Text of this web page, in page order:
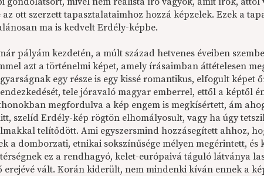
ott szerzett tapasztalataimhoz hozzá képzelek. Ezek a
ma is kedvelt Erdély-képbe.
pályám kezdetén, a múlt század hetvenes éveiben
azt a történelmi képet, amely írásaimban áttételesen
egy része is egy kissé romantikus, elfogult képet
tele jóravaló magyar emberrel, ettől a képtől
megfordulva a kép engem is megkísértett, ám
szelíd Erdély-kép rögtön elhomályosult, vagy ha úgy
telítődött. Ami egyszersmind hozzásegített ahhoz,
a domborzati, etnikai sokszínűsége mélyen megérintett,
ez a rendhagyó, kelet-európaivá táguló látványa
erejévé vált. Korán kiderült, nem mindenki kíván ennek a